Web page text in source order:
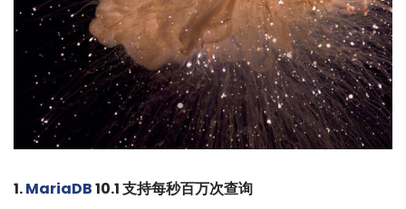
1.MariaDB10.1 支持每秒百万次查询